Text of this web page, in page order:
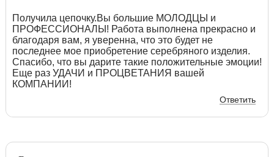
Получила цепочку.Вы большие МОЛОДЦЫ и
ПРОФЕССИОНАЛЫ! Работа выполнена прекрасно и
благодаря вам, я уверенна, что это будет не
последнее мое приобретение серебряного изделия.
Спасибо, что вы дарите такие положительные эмоции!
Еще раз УДАЧИ и ПРОЦВЕТАНИЯ вашей
КОМПАНИИ!
Ответить